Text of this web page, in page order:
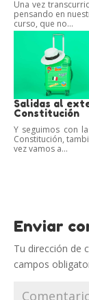
Una vez
pensando en
curso, que no...
Salidas al
Constitución
Y seguimos con
Constitución,
vez vamos a...
Enviar
Tu dirección de
campos